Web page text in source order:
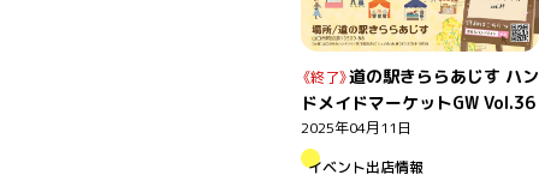
道の駅きららあじす ハン
ドメイドマーケットGW Vol.36
2025年04月11日
イベント出店情報